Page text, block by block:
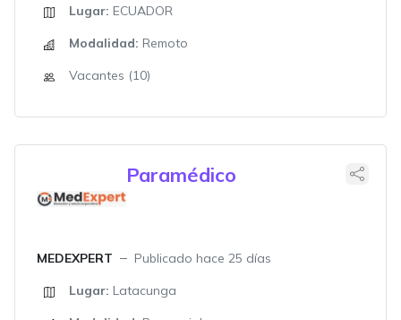
Lugar: ECUADOR
Modalidad: Remoto
Vacantes (10)
Paramédico
MEDEXPERT
Publicado hace 25 días
Lugar: Latacunga